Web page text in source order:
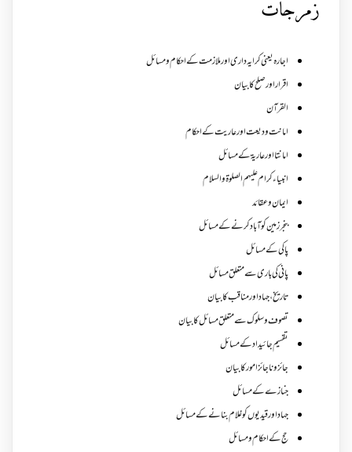
زمرجات
اجارہ یعنی کرایہ داری اور ملازمت کے احکام و مسائل
اقرار اور صلح کا بیان
القرآن
امانت ودیعت اورعاریت کے احکام
امانتا اور عاریة کے مسائل
انبیاء کرام علیہم الصلوۃ والسلام
ایمان وعقائد
بنجر زمین کو آباد کرنے کے مسائل
پاکی کے مسائل
پانی کی باری سے متعلق مسائل
تاریخ،جہاد اور مناقب کا بیان
تصوف و سلوک سے متعلق مسائل کا بیان
تقسیم جائیداد کے مسائل
جائز و ناجائزامور کا بیان
جنازے کےمسائل
جہاد اور قیدیوں کو غلام بنانے کے مسائل
حج کے احکام ومسائل